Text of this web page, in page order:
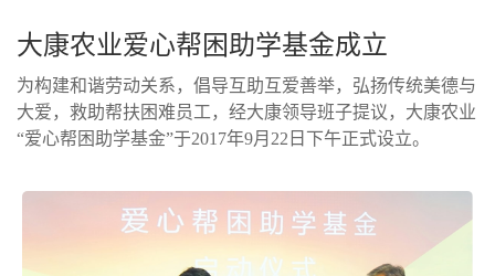
大康农业爱心帮困助学基金成立
为构建和谐劳动关系，倡导互助互爱善举，弘扬传统美德与
大爱，救助帮扶困难员工，经大康领导班子提议，大康农业
“爱心帮困助学基金”于2017年9月22日下午正式设立。